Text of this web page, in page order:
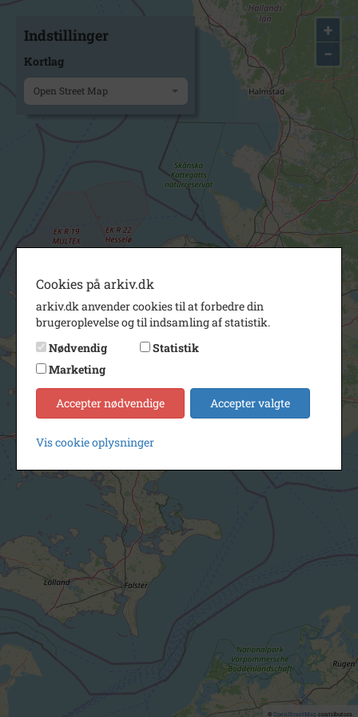
+
−
© OpenStreetMapcontributors.
Indstillinger
Kortlag
Open Street Map
Cookies på arkiv.dk
arkiv.dk anvender cookies til at forbedre din
brugeroplevelse og til indsamling af statistik.
Nødvendig
Statistik
Marketing
Accepter nødvendige Accepter valgte
Vis cookie oplysninger